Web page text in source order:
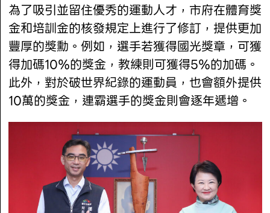
為了吸引並留住優秀的運動人才，市府在體育獎
金和培訓金的核發規定上進行了修訂，提供更加
豐厚的獎勳。例如，選手若獲得國光獎章，可獲
得加碼10％的獎金，教練則可獲得5％的加碼。
此外，對於破世界紀錄的運動員，也會額外提供
10萬的獎金，連霸選手的獎金則會逐年遞增。